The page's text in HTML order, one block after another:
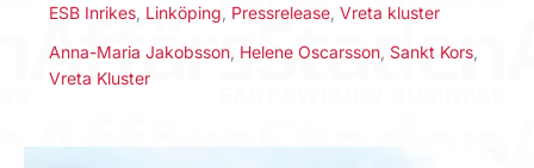
ESB Inrikes Linköping Pressrelease Vreta kluster
Anna-Maria Jakobsson Helene Oscarsson Sankt Kors
Vreta Kluster